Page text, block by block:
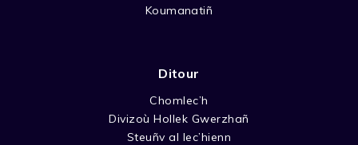
Koumanatiñ
Ditour
Chomlec’h
Divizoù Hollek Gwerzhañ
Steuñv al lec’hienn